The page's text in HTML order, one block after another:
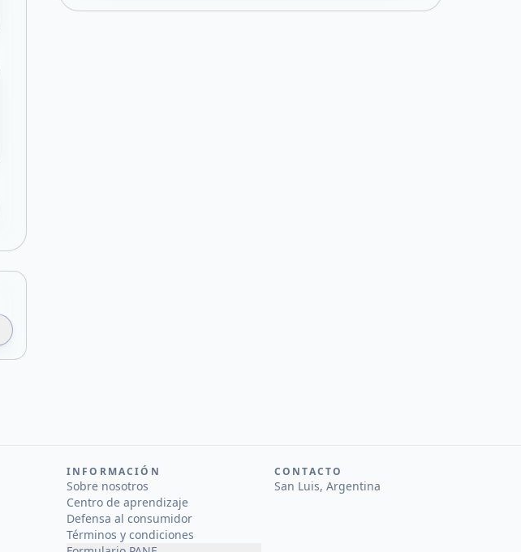
INFORMACIÓN
Sobre nosotros
Centro de aprendizaje
Defensa al consumidor
Términos y condiciones
CONTACTO
San Luis, Argentina